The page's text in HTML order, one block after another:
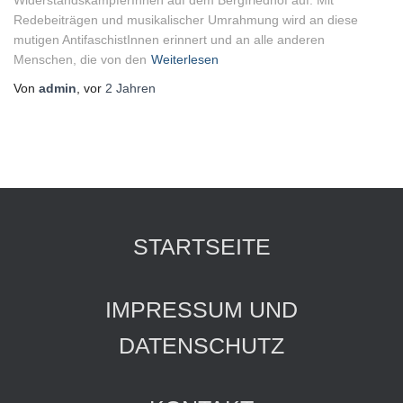
Redebeiträgen und musikalischer Umrahmung wird an diese
mutigen AntifaschistInnen erinnert und an alle anderen
Menschen, die von den Weiterlesen
Von admin , vor 2 Jahren
STARTSEITE
IMPRESSUM UND
DATENSCHUTZ